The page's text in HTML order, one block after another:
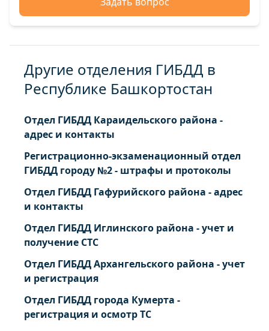
Другие отделения ГИБДД в
Республике Башкортостан
Отдел ГИБДД Караидельского района -
адрес и контакты
Регистрационно-экзаменационный отдел
ГИБДД городу №2 - штрафы и протоколы
Отдел ГИБДД Гафурийского района - адрес
и контакты
Отдел ГИБДД Иглинского района - учет и
получение СТС
Отдел ГИБДД Архангельского района - учет
и регистрация
Отдел ГИБДД города Кумерта -
регистрация и осмотр ТС